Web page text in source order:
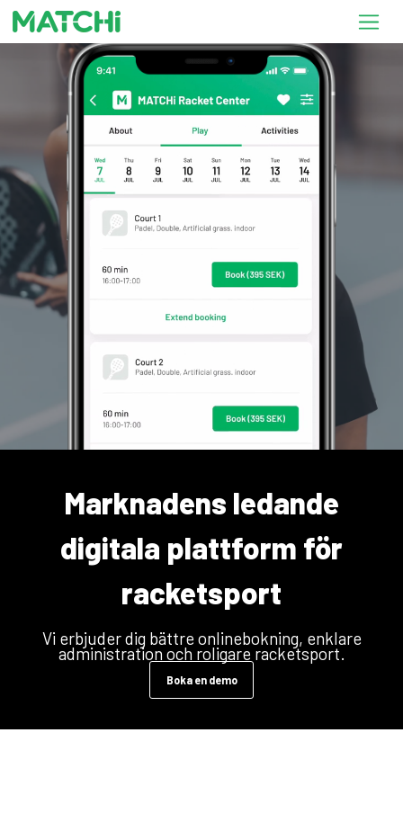
Marknadens ledande
digitala plattform för
racketsport
Vi erbjuder dig bättre onlinebokning, enklare
administration och roligare racketsport.
Boka en demo